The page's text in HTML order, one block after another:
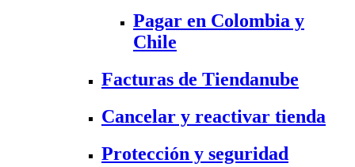
Pagar en Colombia y
Chile
Facturas de Tiendanube
Cancelar y reactivar tienda
Protección y seguridad